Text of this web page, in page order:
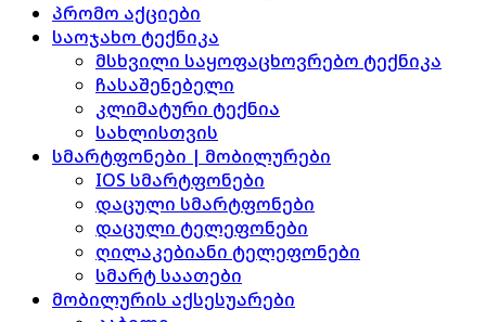
პრომო აქციები
საოჯახო ტექნიკა
მსხვილი საყოფაცხოვრებო ტექნიკა
ჩასაშენებელი
კლიმატური ტექნია
სახლისთვის
სმარტფონები | მობილურები
IOS სმარტფონები
დაცული სმარტფონები
დაცული ტელეფონები
ღილაკებიანი ტელეფონები
სმარტ საათები
მობილურის აქსესუარები